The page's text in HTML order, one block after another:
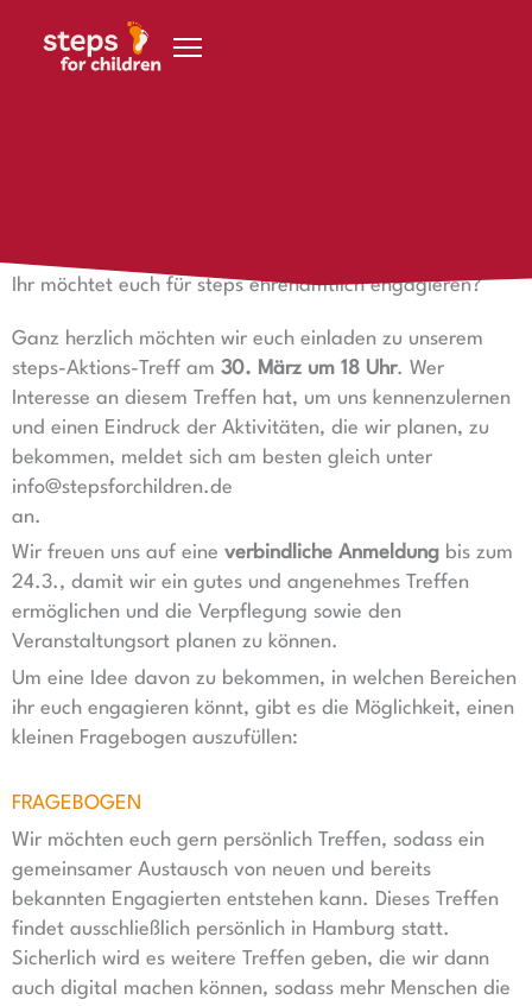
Ihr möchtet euch für steps ehrenamtlich engagieren?
Ganz herzlich möchten wir euch einladen zu unserem
steps-Aktions-Treff am 30. März um 18 Uhr. Wer
Interesse an diesem Treffen hat, um uns kennenzulernen
und einen Eindruck der Aktivitäten, die wir planen, zu
bekommen, meldet sich am besten gleich unter
info@stepsforchildren.de
an.
Wir freuen uns auf eine verbindliche Anmeldung bis zum
24.3., damit wir ein gutes und angenehmes Treffen
ermöglichen und die Verpflegung sowie den
Veranstaltungsort planen zu können.
Um eine Idee davon zu bekommen, in welchen Bereichen
ihr euch engagieren könnt, gibt es die Möglichkeit, einen
kleinen Fragebogen auszufüllen:
FRAGEBOGEN
Wir möchten euch gern persönlich Treffen, sodass ein
gemeinsamer Austausch von neuen und bereits
bekannten Engagierten entstehen kann. Dieses Treffen
findet ausschließlich persönlich in Hamburg statt.
Sicherlich wird es weitere Treffen geben, die wir dann
auch digital machen können, sodass mehr Menschen die